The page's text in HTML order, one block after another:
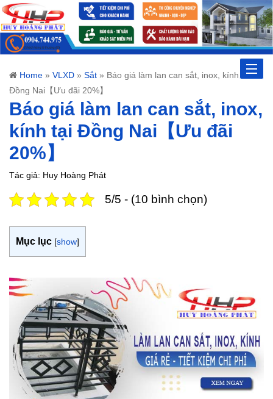
Toggle
Home » VLXD » Sắt » Báo giá làm lan can sắt, inox, kính tại
Đồng Nai【Ưu đãi 20%】
Báo giá làm lan can sắt, inox,
kính tại Đồng Nai【Ưu đãi
20%】
Tác giả: Huy Hoàng Phát
5/5 - (10 bình chọn)
Mục lục [show]